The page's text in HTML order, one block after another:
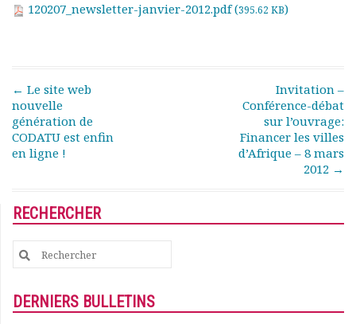
Calendrier des activités
Rapports financiers
Nous rejoindre
Le bulletin
Présentation du bulletin
Comité de rédaction
Kiosk
Ressources
Nos actions
Dîners débats
Journées d’études
120207_newsletter-janvier-2012.pdf (395.62 KB)
Post navigation
← Le site web
nouvelle
génération de
CODATU est enfin
en ligne !
Invitation –
Conférence-débat
sur l’ouvrage:
Financer les villes
d’Afrique – 8 mars
2012 →
RECHERCHER
Search
for:
DERNIERS BULLETINS